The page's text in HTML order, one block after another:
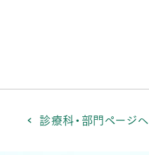
診療科・部門ページへ